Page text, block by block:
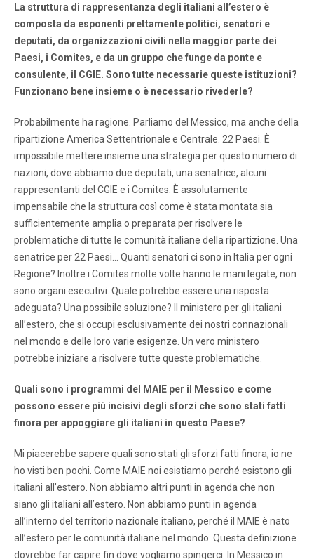
La struttura di rappresentanza degli italiani all’estero è
composta da esponenti prettamente politici, senatori e
deputati, da organizzazioni civili nella maggior parte dei
Paesi, i Comites, e da un gruppo che funge da ponte e
consulente, il CGIE. Sono tutte necessarie queste istituzioni?
Funzionano bene insieme o è necessario rivederle?
Probabilmente ha ragione. Parliamo del Messico, ma anche della
ripartizione America Settentrionale e Centrale. 22 Paesi. È
impossibile mettere insieme una strategia per questo numero di
nazioni, dove abbiamo due deputati, una senatrice, alcuni
rappresentanti del CGIE e i Comites. È assolutamente
impensabile che la struttura così come è stata montata sia
sufficientemente amplia o preparata per risolvere le
problematiche di tutte le comunità italiane della ripartizione. Una
senatrice per 22 Paesi… Quanti senatori ci sono in Italia per ogni
Regione? Inoltre i Comites molte volte hanno le mani legate, non
sono organi esecutivi. Quale potrebbe essere una risposta
adeguata? Una possibile soluzione? Il ministero per gli italiani
all’estero, che si occupi esclusivamente dei nostri connazionali
nel mondo e delle loro varie esigenze. Un vero ministero
potrebbe iniziare a risolvere tutte queste problematiche.
Quali sono i programmi del MAIE per il Messico e come
possono essere più incisivi degli sforzi che sono stati fatti
finora per appoggiare gli italiani in questo Paese?
Mi piacerebbe sapere quali sono stati gli sforzi fatti finora, io ne
ho visti ben pochi. Come MAIE noi esistiamo perché esistono gli
italiani all’estero. Non abbiamo altri punti in agenda che non
siano gli italiani all’estero. Non abbiamo punti in agenda
all’interno del territorio nazionale italiano, perché il MAIE è nato
all’estero per le comunità italiane nel mondo. Questa definizione
dovrebbe far capire fin dove vogliamo spingerci. In Messico in